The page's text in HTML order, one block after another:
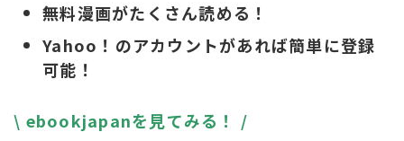
無料漫画がたくさん読める！
Yahoo！のアカウントがあれば簡単に登録
可能！
\ ebookjapanを見てみる！ /